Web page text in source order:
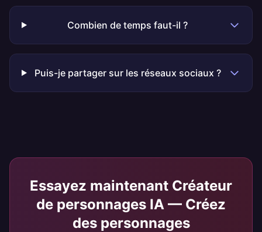
Combien de temps faut-il ?
Puis-je partager sur les réseaux sociaux ?
Essayez maintenant Créateur
de personnages IA — Créez
des personnages